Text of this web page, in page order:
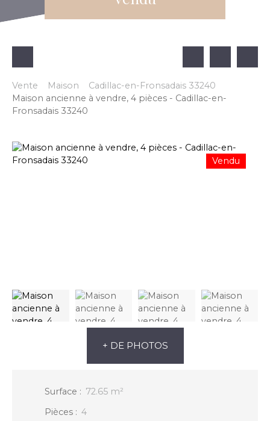
Vente Maison
Cadillac-en-Fronsadais 33240
Maison ancienne à vendre, 4 pièces - Cadillac-en-
Fronsadais 33240
Vendu
+ DE PHOTOS
Surface : 72.65 m²
Pièces : 4